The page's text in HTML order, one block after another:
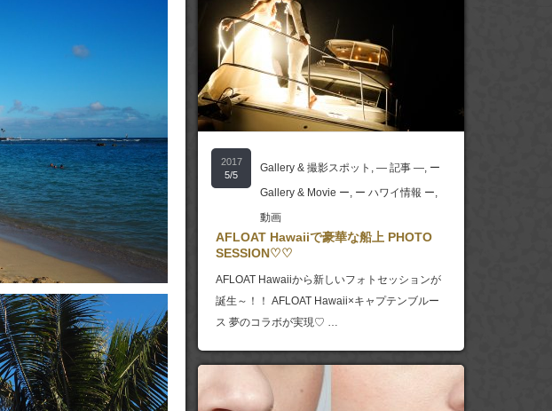
2017
5/5
Gallery & 撮影スポット , ― 記事 ―, ー
Gallery & Movie ー, ー ハワイ情報 ー,
動画
AFLOAT Hawaiiで豪華な船上 PHOTO
SESSION♡♡
AFLOAT Hawaiiから新しいフォトセッションが
誕生～！！ AFLOAT Hawaii×キャプテンブルー
ス 夢のコラボが実現♡ …